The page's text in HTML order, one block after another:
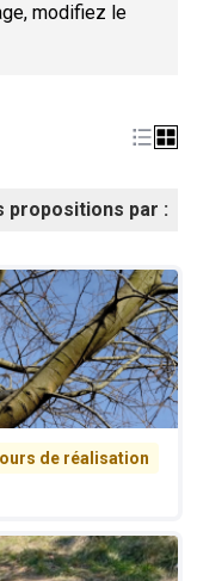
modifiez le
propositions par :
de réalisation